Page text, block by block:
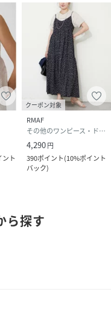
ント
クーポン対象
RMAF
その他のワンピース・ドレス
4,290円
390ポイント(10%ポイント
バック)
ら探す